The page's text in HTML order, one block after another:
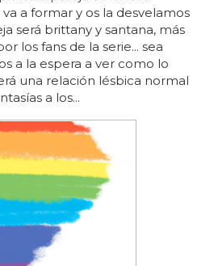
a formar y os la desvelamos
será brittany y santana, más
los fans de la serie... sea
a la espera a ver como lo
una relación lésbica normal
a los...